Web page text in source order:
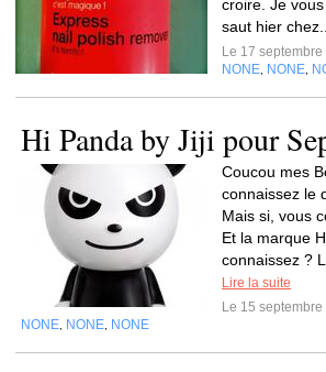
croire. Je
saut hier
Le 17
NONE NONE
Hi Panda by Jiji pour
Coucou mes
connaissez le
Mais si, vous
Et la marque
connaissez ?
Lire la suite
Le 15
NONE NONE NONE